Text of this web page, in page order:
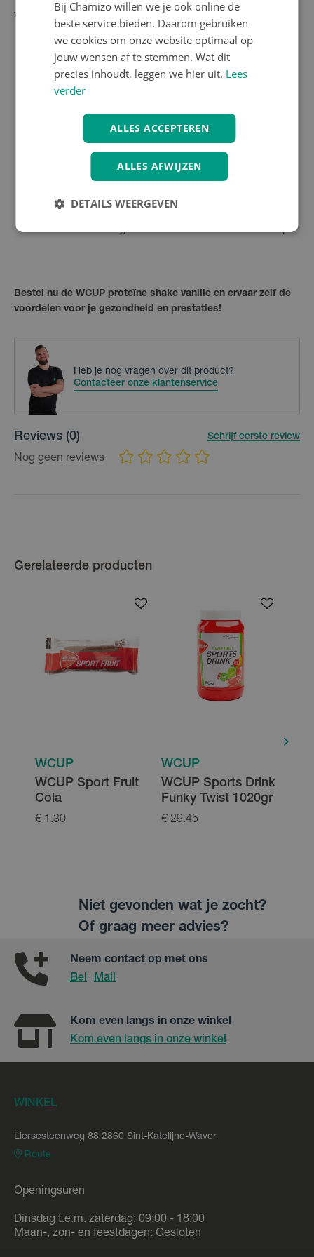
Veelgestelde vragen
Wat is de beste tijd om de WCUP proteïne shake te
nemen?Het is aanbevolen om de shake 's ochtends en
ongeveer een uur voor het slapengaan te gebruiken.
Bevat de shake lactose?
intolerant bent.
Hoeveel eiwit zit er in één portie?Elke portie van 25 g
bevat 21,5 g eiwit, wat bijdraagt aan je dagelijkse
Is de shake geschikt voor vegetariërs?
Ja, de
voor veganisten vanwege de wei-eiwitten.
de shake eenvoudig online bestellen via onze webshop.
Bestel nu de WCUP proteïne shake vanille en ervaar zelf de
voordelen voor je gezondheid en prestaties!
Heb je nog vragen over dit product?
Contacteer onze klantenservice
Reviews (0) Schrijf eerste review
Nog geen reviews
Gerelateerde producten
WCUP
WCUP Sport Fruit
Cola
€ 1.30
WCUP
WCUP Sports Drink
Funky Twist 1020gr
€ 29.45
Niet gevonden wat je zocht?
Of graag meer advies?
Neem contact op met ons
Bel
Mail
Kom even langs in onze winkel
Kom even langs in onze winkel
WINKEL
Liersesteenweg 88 2860 Sint-Katelijne-Waver
Route
Openingsuren
Dinsdag t.e.m. zaterdag: 09:00 - 18:00
Maan-, zon- en feestdagen: Gesloten
Bij Chamizo willen we je ook online de
beste service bieden. Daarom gebruiken
we cookies om onze website optimaal op
jouw wensen af te stemmen. Wat dit
precies inhoudt, leggen we hier uit. Lees
verder
ALLES ACCEPTEREN
ALLES AFWIJZEN
DETAILS WEERGEVEN